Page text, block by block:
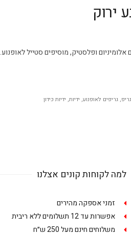
ירוק
ופלסטיק, מוסיפים סטייל לאופנוע.
גריפ,גריפים לאופנוע, ידיות, ידיות כידון
למה לקוחות קונים אצלנו
זמני אספקה מהירים
אפשרות עד 12 תשלומים ללא ריבית
משלוחים חינם מעל 250 ש״ח